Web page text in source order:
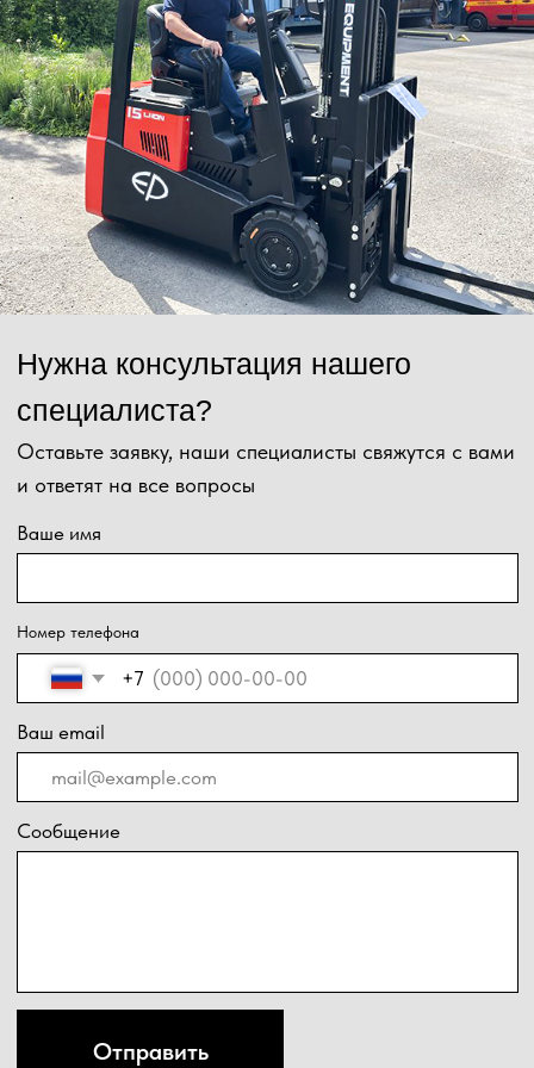
Отправить
Нажимая на кнопку, Вы даёте согласие на обработку персональных
данных и соглашаетесь с политикой конфиденциальности.